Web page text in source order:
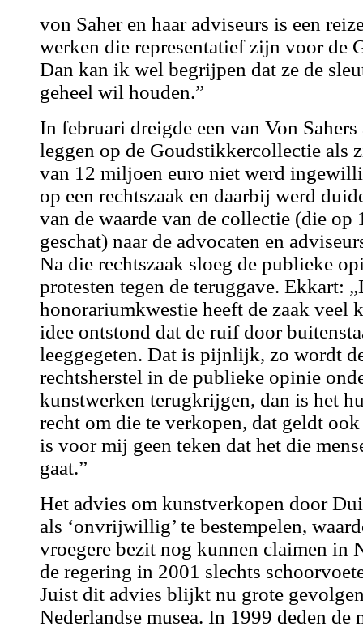
von Saher en haar adviseurs is een
werken die representatief zijn voor de
Dan kan ik wel begrijpen dat ze de
geheel wil houden.”
In februari dreigde een van Von
leggen op de Goudstikkercollectie als
van 12 miljoen euro niet werd
op een rechtszaak en daarbij werd
van de waarde van de collectie (die
geschat) naar de advocaten en
Na die rechtszaak sloeg de publieke
protesten tegen de teruggave. Ekkart:
honorariumkwestie heeft de zaak veel
idee ontstond dat de ruif door
leeggegeten. Dat is pijnlijk, zo wordt
rechtsherstel in de publieke opinie
kunstwerken terugkrijgen, dan is het
recht om die te verkopen, dat geldt
is voor mij geen teken dat het die
gaat.”
Het advies om kunstverkopen door
als ‘onvrijwillig’ te bestempelen,
vroegere bezit nog kunnen claimen in
de regering in 2001 slechts
Juist dit advies blijkt nu grote
Nederlandse musea. In 1999 deden de